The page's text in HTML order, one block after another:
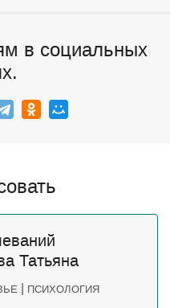
в социальных
Татьяна
| ПСИХОЛОГИЯ